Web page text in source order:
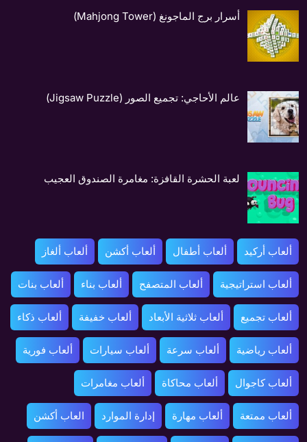
أسرار برج الماجونغ (Mahjong Tower)
عالم الأحاجي: تجميع الصور (Jigsaw Puzzle)
لعبة الحشرة القافزة: مغامرة الصندوق العجيب
ألعاب أركيد ألعاب أطفال ألعاب أكشن ألعاب ألغاز
ألعاب استراتيجية ألعاب المتصفح ألعاب بناء ألعاب بنات
ألعاب تجميع ألعاب ثلاثية الأبعاد ألعاب خفيفة ألعاب ذكاء
ألعاب رياضية ألعاب سرعة ألعاب سيارات ألعاب فورية
ألعاب كاجوال ألعاب محاكاة ألعاب مغامرات
ألعاب ممتعة ألعاب مهارة إدارة الموارد العاب أكشن